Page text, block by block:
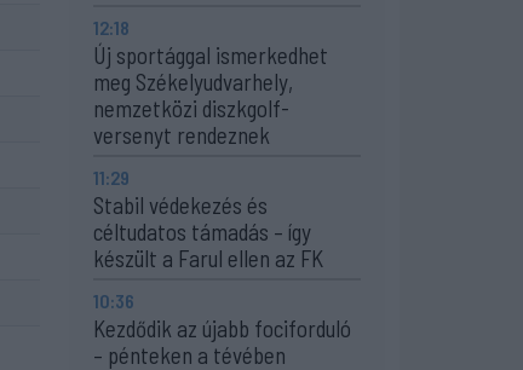
12:18
Új sportággal ismerkedhet
meg Székelyudvarhely,
nemzetközi diszkgolf-
versenyt rendeznek
11:29
Stabil védekezés és
céltudatos támadás – így
készült a Farul ellen az FK
10:36
Kezdődik az újabb fociforduló
– pénteken a tévében